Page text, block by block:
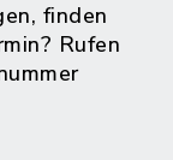
finden
Rufen